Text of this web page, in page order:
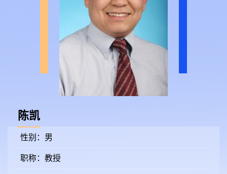
陈凯
性别：男
职称：教授